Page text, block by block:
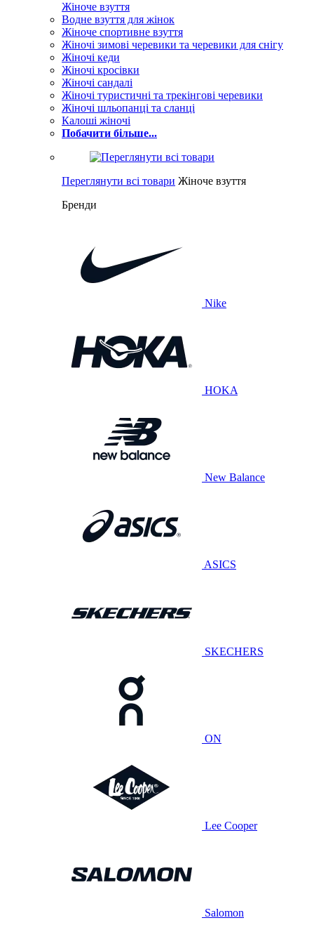
Жіноче взуття
Водне взуття для жінок
Жіноче спортивне взуття
Жіночі зимові черевики та черевики для снігу
Жіночі кеди
Жіночі кросівки
Жіночі сандалі
Жіночі туристичні та трекінгові черевики
Жіночі шльопанці та сланці
Калоші жіночі
Побачити більше...
Переглянути всі товари Жіноче взуття
Бренди
Nike
HOKA
New Balance
ASICS
SKECHERS
ON
Lee Cooper
Salomon